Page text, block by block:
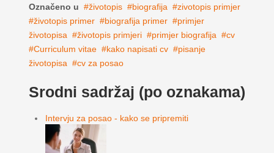
Označeno u
životopis biografija
zivotopis primjer
životopis primer
biografija primer
primjer
životopisa
životopis primjeri primjer biografija
cv
Curriculum vitae
kako napisati cv
pisanje
životopisa
cv za posao
Srodni sadržaj (po oznakama)
Intervju za posao - kako se pripremiti